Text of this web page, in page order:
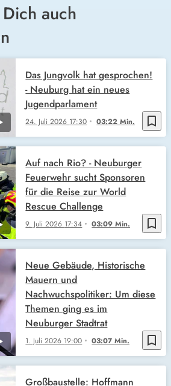
auch
bookmark_border
24. Juli 2026 17:30 03:22 Min.
Das Jungvolk hat gesprochen!
- Neuburg hat ein neues
Jugendparlament
bookmark_border
9. Juli 2026 17:34 03:09 Min.
Auf nach Rio? - Neuburger
Feuerwehr sucht Sponsoren
für die Reise zur World
Rescue Challenge
bookmark_border
1. Juli 2026 19:00 03:07 Min.
Neue Gebäude, Historische
Mauern und
Nachwuchspolitiker: Um diese
Themen ging es im
Neuburger Stadtrat
Großbaustelle: Hoffmann